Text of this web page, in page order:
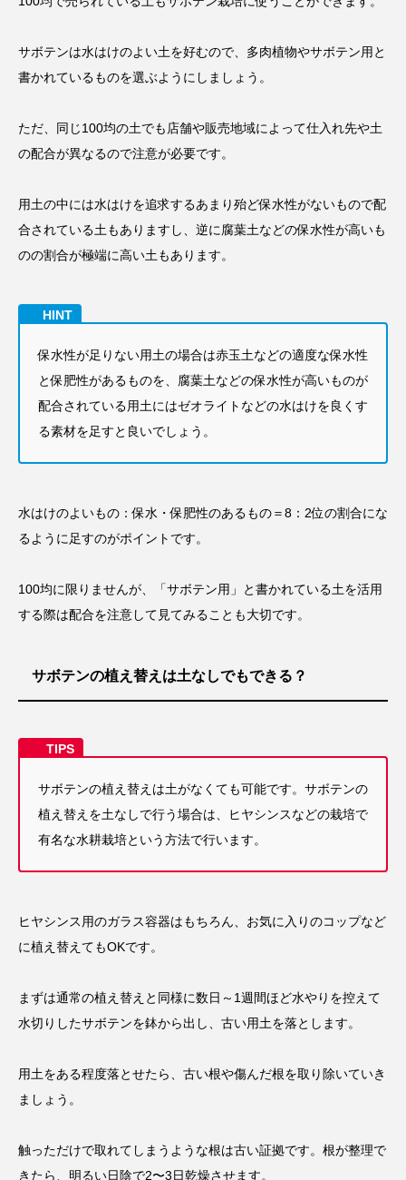
サボテンは水はけのよい土を好むので、多肉植物やサボテン用と
書かれているものを選ぶようにしましょう。
ただ、同じ100均の土でも店舗や販売地域によって仕入れ先や土
の配合が異なるので注意が必要です。
用土の中には水はけを追求するあまり殆ど保水性がないもので配
合されている土もありますし、逆に腐葉土などの保水性が高いも
のの割合が極端に高い土もあります。
保水性が足りない用土の場合は赤玉土などの適度な保水性
と保肥性があるものを、腐葉土などの保水性が高いものが
配合されている用土にはゼオライトなどの水はけを良くす
る素材を足すと良いでしょう。
水はけのよいもの：保水・保肥性のあるもの＝8：2位の割合にな
るように足すのがポイントです。
100均に限りませんが、「サボテン用」と書かれている土を活用
する際は配合を注意して見てみることも大切です。
サボテンの植え替えは土なしでもできる？
サボテンの植え替えは土がなくても可能です。サボテンの
植え替えを土なしで行う場合は、ヒヤシンスなどの栽培で
有名な水耕栽培という方法で行います。
ヒヤシンス用のガラス容器はもちろん、お気に入りのコップなど
に植え替えてもOKです。
まずは通常の植え替えと同様に数日～1週間ほど水やりを控えて
水切りしたサボテンを鉢から出し、古い用土を落とします。
用土をある程度落とせたら、古い根や傷んだ根を取り除いていき
ましょう。
触っただけで取れてしまうような根は古い証拠です。根が整理で
きたら、明るい日陰で2〜3日乾燥させます。